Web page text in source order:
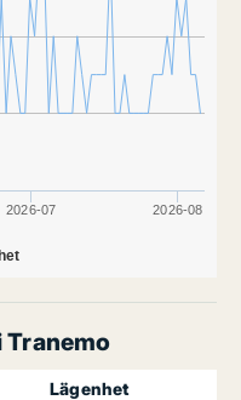
2026-07 2026-08
Tranemo
Lägenhet